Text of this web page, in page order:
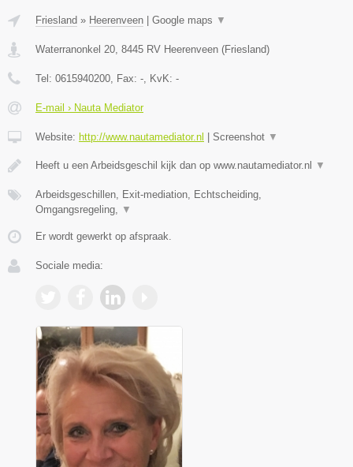
Friesland » Heerenveen Google maps ▼
Waterranonkel 20 8445 RV Heerenveen (Friesland)
Tel: 0615940200 , Fax: - , KvK: -
E-mail › Nauta Mediator
Website: http://www.nautamediator.nl Screenshot ▼
Heeft u een Arbeidsgeschil kijk dan op www.nautamediator.nl ▼
Arbeidsgeschillen, Exit-mediation, Echtscheiding,
Omgangsregeling,
▼
Er wordt gewerkt op afspraak.
Sociale media: